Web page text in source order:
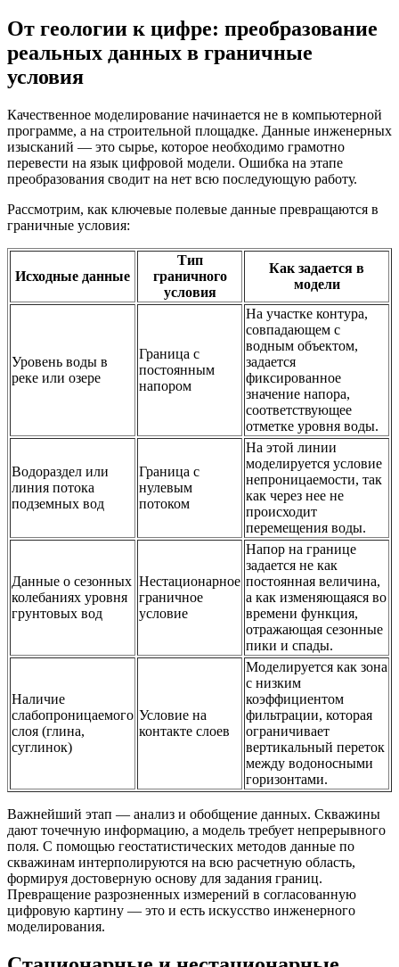
От геологии к цифре: преобразование
реальных данных в граничные
условия
Качественное моделирование начинается не в компьютерной
программе, а на строительной площадке. Данные инженерных
изысканий — это сырье, которое необходимо грамотно
перевести на язык цифровой модели. Ошибка на этапе
преобразования сводит на нет всю последующую работу.
Рассмотрим, как ключевые полевые данные превращаются в
граничные условия:
Исходные данные
Тип
граничного
условия
Как задается в
модели
Уровень воды в
реке или озере
Граница с
постоянным
напором
На участке контура,
совпадающем с
водным объектом,
задается
фиксированное
значение напора,
соответствующее
отметке уровня воды.
Водораздел или
линия потока
подземных вод
Граница с
нулевым
потоком
На этой линии
моделируется условие
непроницаемости, так
как через нее не
происходит
перемещения воды.
Данные о сезонных
колебаниях уровня
грунтовых вод
Нестационарное
граничное
условие
Напор на границе
задается не как
постоянная величина,
а как изменяющаяся во
времени функция,
отражающая сезонные
пики и спады.
Наличие
слабопроницаемого
слоя (глина,
суглинок)
Условие на
контакте слоев
Моделируется как зона
с низким
коэффициентом
фильтрации, которая
ограничивает
вертикальный переток
между водоносными
горизонтами.
Важнейший этап — анализ и обобщение данных. Скважины
дают точечную информацию, а модель требует непрерывного
поля. С помощью геостатистических методов данные по
скважинам интерполируются на всю расчетную область,
формируя достоверную основу для задания границ.
Превращение разрозненных измерений в согласованную
цифровую картину — это и есть искусство инженерного
моделирования.